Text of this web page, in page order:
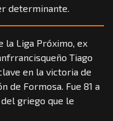
determinante.
la Liga Próximo, ex
Tiago
en la victoria de
de Formosa. Fue 81 a
griego que le